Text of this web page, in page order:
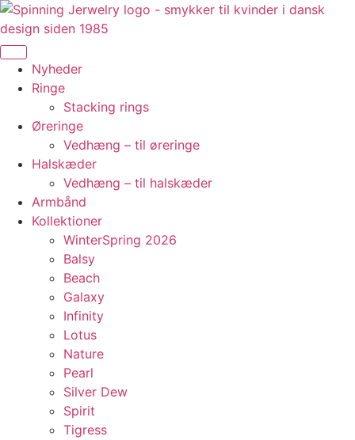
Videre
til
indhold
Nyheder
Ringe
Stacking rings
Øreringe
Vedhæng – til øreringe
Halskæder
Vedhæng – til halskæder
Armbånd
Kollektioner
WinterSpring 2026
Balsy
Beach
Galaxy
Infinity
Lotus
Nature
Pearl
Silver Dew
Spirit
Tigress